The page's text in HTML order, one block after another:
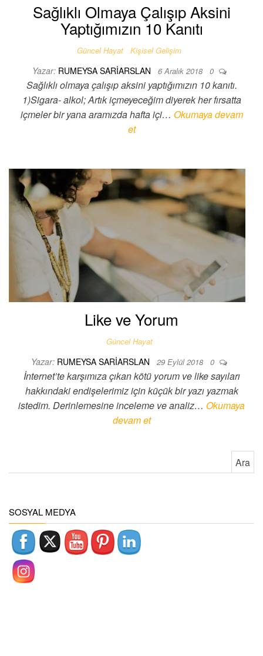
Sağlıklı Olmaya Çalışıp Aksini
Yaptığımızın 10 Kanıtı
Güncel Hayat Kişisel Gelişim
Yazar: RUMEYSA SARIARSLAN 6 Aralık 2018 0
Sağlıklı olmaya çalışıp aksini yaptığımızın 10 kanıtı.
1)Sigara- alkol; Artık içmeyeceğim diyerek her fırsatta
içmeler bir yana aramızda hafta içi… Okumaya devam
et
Like ve Yorum
Güncel Hayat
Yazar: RUMEYSA SARIARSLAN 29 Eylül 2018 0
İnternet’te karşımıza çıkan kötü yorum ve like sayıları
hakkındaki endişelerimiz için küçük bir yazı yazmak
istedim. Derinlemesine inceleme ve analiz… Okumaya
devam et
SOSYAL MEDYA